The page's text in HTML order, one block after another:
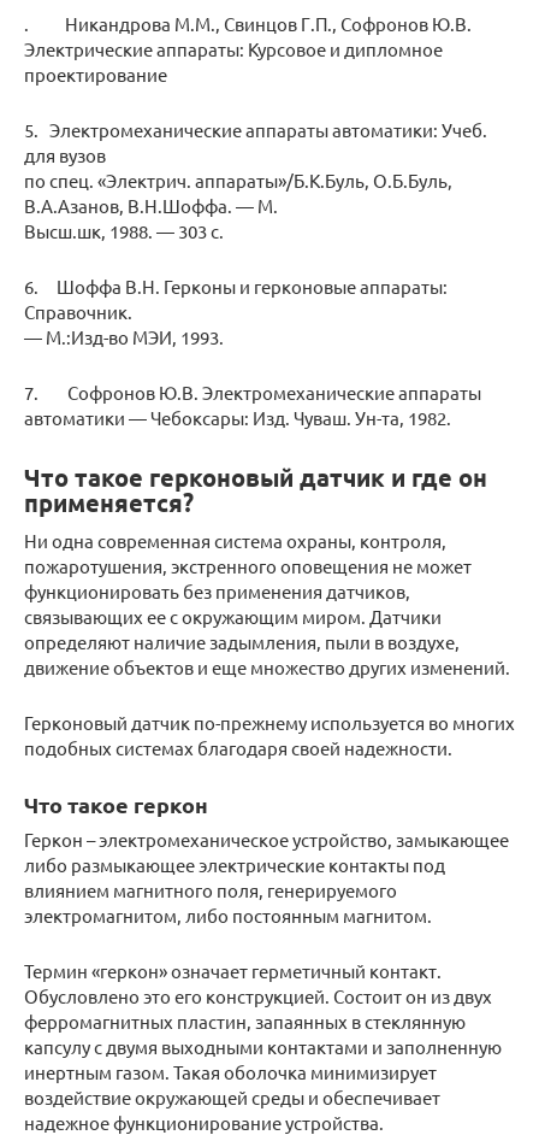
. Никандрова М.М., Свинцов Г.П., Софронов Ю.В.
Электрические аппараты: Курсовое и дипломное
проектирование
5. Электромеханические аппараты автоматики: Учеб.
для вузов
по спец. «Электрич. аппараты»/Б.К.Буль, О.Б.Буль,
В.А.Азанов, В.Н.Шоффа. — М.
Высш.шк, 1988. — 303 с.
6. Шоффа В.Н. Герконы и герконовые аппараты:
Справочник.
— М.:Изд-во МЭИ, 1993.
7. Софронов Ю.В. Электромеханические аппараты
автоматики — Чебоксары: Изд. Чуваш. Ун-та, 1982.
Что такое герконовый датчик и где он
применяется?
Ни одна современная система охраны, контроля,
пожаротушения, экстренного оповещения не может
функционировать без применения датчиков,
связывающих ее с окружающим миром. Датчики
определяют наличие задымления, пыли в воздухе,
движение объектов и еще множество других изменений.
Герконовый датчик по-прежнему используется во многих
подобных системах благодаря своей надежности.
Что такое геркон
Геркон – электромеханическое устройство, замыкающее
либо размыкающее электрические контакты под
влиянием магнитного поля, генерируемого
электромагнитом, либо постоянным магнитом.
Термин «геркон» означает герметичный контакт.
Обусловлено это его конструкцией. Состоит он из двух
ферромагнитных пластин, запаянных в стеклянную
капсулу с двумя выходными контактами и заполненную
инертным газом. Такая оболочка минимизирует
воздействие окружающей среды и обеспечивает
надежное функционирование устройства.